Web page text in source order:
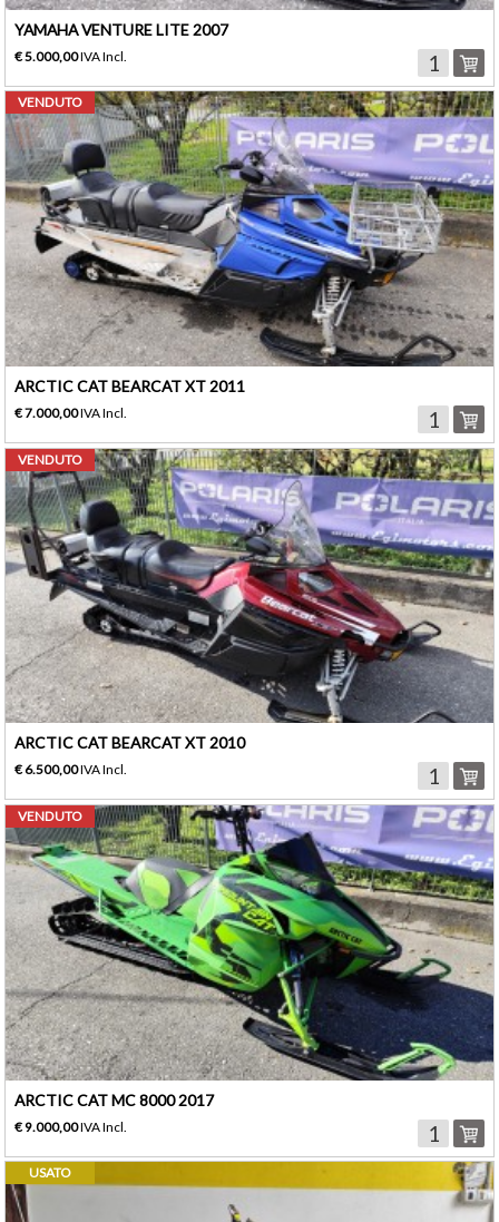
YAMAHA VENTURE LITE 2007
€ 5.000,00IVA Incl.
ARCTIC CAT BEARCAT XT 2011
VENDUTO
€ 7.000,00IVA Incl.
ARCTIC CAT BEARCAT XT 2010
VENDUTO
€ 6.500,00IVA Incl.
ARCTIC CAT MC 8000 2017
VENDUTO
€ 9.000,00IVA Incl.
USATO